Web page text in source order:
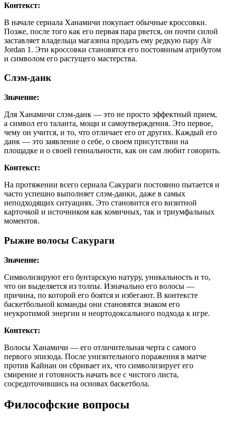
Контекст:
В начале сериала Ханамичи покупает обычные кроссовки.
Позже, после того как его первая пара рвется, он почти силой
заставляет владельца магазина продать ему редкую пару Air
Jordan 1. Эти кроссовки становятся его постоянным атрибутом
и символом его растущего мастерства.
Слэм-данк
Значение:
Для Ханамичи слэм-данк — это не просто эффектный прием,
а символ его таланта, мощи и самоутверждения. Это первое,
чему он учится, и то, что отличает его от других. Каждый его
данк — это заявление о себе, о своем присутствии на
площадке и о своей гениальности, как он сам любит говорить.
Контекст:
На протяжении всего сериала Сакураги постоянно пытается и
часто успешно выполняет слэм-данки, даже в самых
неподходящих ситуациях. Это становится его визитной
карточкой и источником как комичных, так и триумфальных
моментов.
Рыжие волосы Сакураги
Значение:
Символизируют его бунтарскую натуру, уникальность и то,
что он выделяется из толпы. Изначально его волосы —
причина, по которой его боятся и избегают. В контексте
баскетбольной команды они становятся знаком его
неукротимой энергии и неортодоксального подхода к игре.
Контекст:
Волосы Ханамичи — его отличительная черта с самого
первого эпизода. После унизительного поражения в матче
против Кайнан он сбривает их, что символизирует его
смирение и готовность начать все с чистого листа,
сосредоточившись на основах баскетбола.
Философские вопросы